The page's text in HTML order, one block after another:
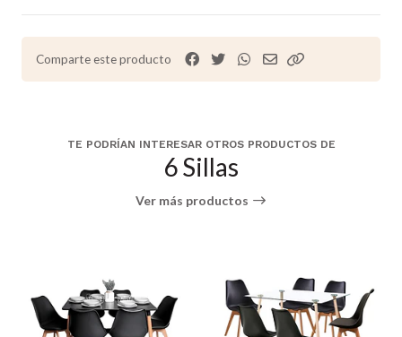
Comparte este producto
TE PODRÍAN INTERESAR OTROS PRODUCTOS DE
6 Sillas
Ver más productos